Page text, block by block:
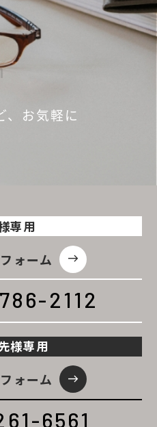
お気軽に
専用
フォーム east
2112
様専用
フォーム east
6561